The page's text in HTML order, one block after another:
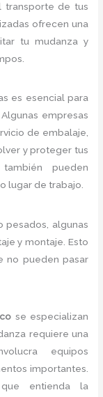
transporte de tus
ofrecen una
tu mudanza y
es esencial para
empresas
de embalaje,
y proteger tus
pueden
lugar de trabajo.
pesados, algunas
y montaje. Esto
no pueden pasar
se especializan
requiere una
equipos
importantes.
entienda la